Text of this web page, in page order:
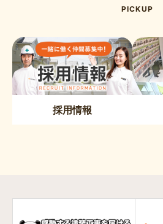
PICKUP
採用情報